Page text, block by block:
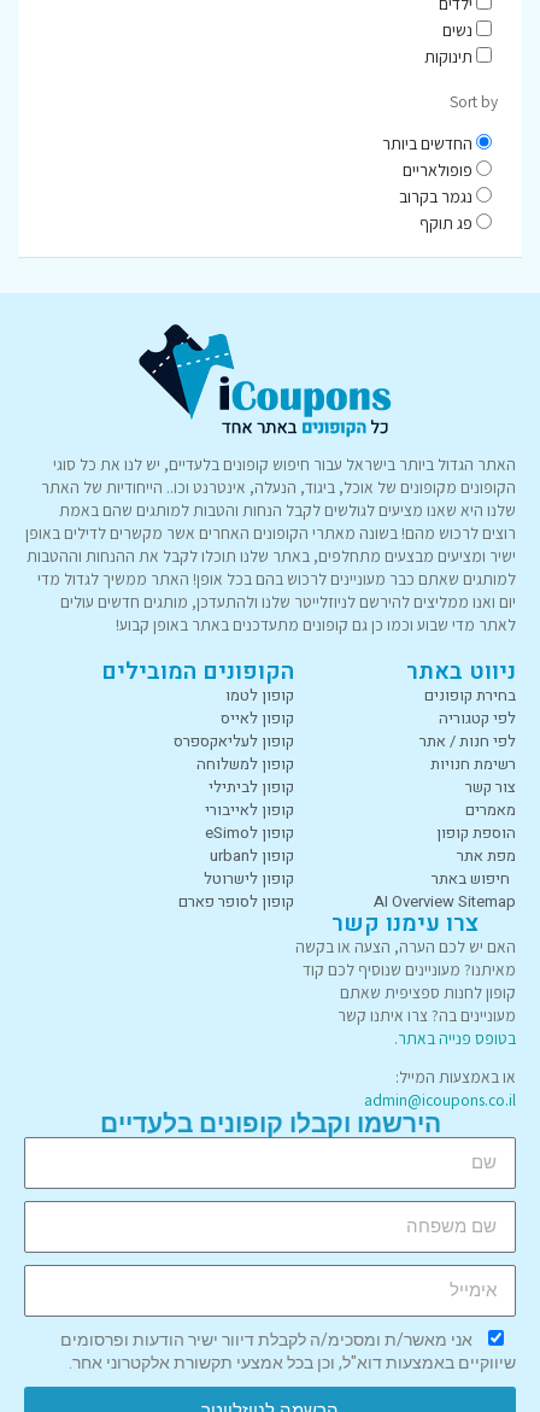
נשים
תינוקות
Sort by
החדשים ביותר
פופולאריים
נגמר בקרוב
פג תוקף
האתר הגדול ביותר בישראל עבור חיפוש קופונים בלעדיים, יש לנו את כל סוגי
הקופונים מקופונים של אוכל, ביגוד, הנעלה, אינטרנט וכו.. הייחודיות של האתר
שלנו היא שאנו מציעים לגולשים לקבל הנחות והטבות למותגים שהם באמת
רוצים לרכוש מהם! בשונה מאתרי הקופונים האחרים אשר מקשרים לדילים באופן
ישיר ומציעים מבצעים מתחלפים, באתר שלנו תוכלו לקבל את ההנחות וההטבות
למותגים שאתם כבר מעוניינים לרכוש בהם בכל אופן! האתר ממשיך לגדול מדי
יום ואנו ממליצים להירשם לניוזלייטר שלנו ולהתעדכן, מותגים חדשים עולים
לאתר מדי שבוע וכמו כן גם קופונים מתעדכנים באתר באופן קבוע!
ניווט באתר
בחירת קופונים
לפי קטגוריה
לפי חנות / אתר
רשימת חנויות
צור קשר
מאמרים
הוספת קופון
מפת אתר
חיפוש באתר
AI Overview Sitemap
הקופונים המובילים
קופון לטמו
קופון לאייס
קופון לעליאקספרס
קופון למשלוחה
קופון לביתילי
קופון לאייבורי
קופון לeSimo
קופון לurban
קופון לישרוטל
קופון לסופר פארם
צרו עימנו קשר
האם יש לכם הערה, הצעה או בקשה
מאיתנו? מעוניינים שנוסיף לכם קוד
קופון לחנות ספציפית שאתם
מעוניינים בה? צרו איתנו קשר
בטופס פנייה באתר.
או באמצעות המייל:
admin@icoupons.co.il
הירשמו וקבלו קופונים בלעדיים
אני מאשר/ת ומסכימ/ה לקבלת דיוור ישיר הודעות ופרסומים
שיווקיים באמצעות דוא"ל, וכן בכל אמצעי תקשורת אלקטרוני אחר.